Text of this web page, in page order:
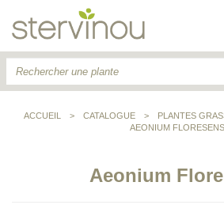
ACCUEIL > CATALOGUE > PLANTES
AEONIUM FLORESENS
Aeonium